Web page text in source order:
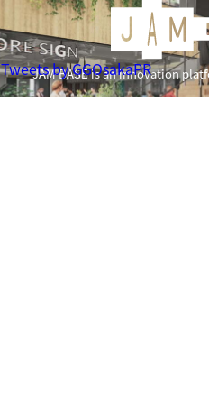
JAM BASE is an innovation
【メルボルンはなぜ歩き
通”から学ぶ、これからの
うめきたPUBLIC SCOOP
8/25(火)、U-FINOが
Tweets by GGOsakaPR